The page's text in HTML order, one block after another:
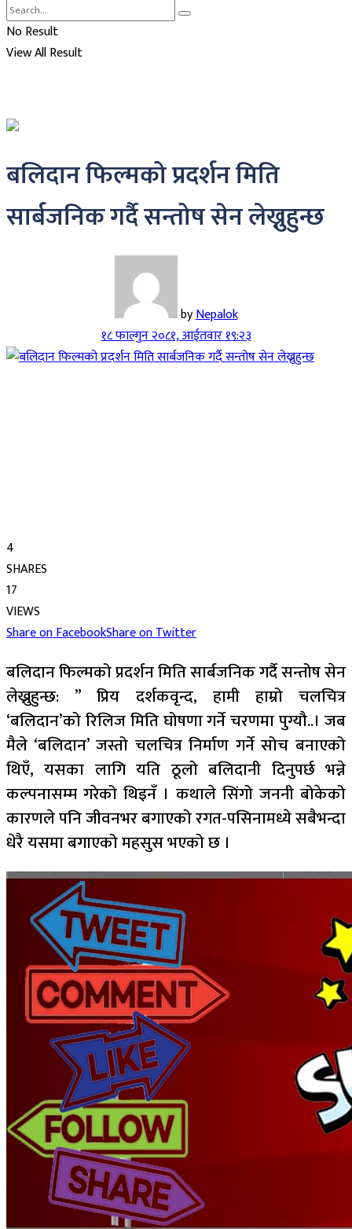
No Result
View All Result
बलिदान फिल्मको प्रदर्शन मिति
सार्बजनिक गर्दै सन्तोष सेन लेख्नुहुन्छ
byNepalok
१८ फाल्गुन २०८१, आईतवार १९:२३
4
SHARES
17
VIEWS
Share on FacebookShare on Twitter
बलिदान फिल्मको प्रदर्शन मिति सार्बजनिक गर्दै सन्तोष सेन
लेख्नुहुन्छ: ” प्रिय दर्शकवृन्द, हामी हाम्रो चलचित्र
‘बलिदान’को रिलिज मिति घोषणा गर्ने चरणमा पुग्यौ..। जब
मैले ‘बलिदान’ जस्तो चलचित्र निर्माण गर्ने सोच बनाएको
थिएँ, यसका लागि यति ठूलो बलिदानी दिनुपर्छ भन्ने
कल्पनासम्म गरेको थिइनँ । कथाले सिंगो जननी बोकेको
कारणले पनि जीवनभर बगाएको रगत-पसिनामध्ये सबैभन्दा
धेरै यसमा बगाएको महसुस भएको छ ।